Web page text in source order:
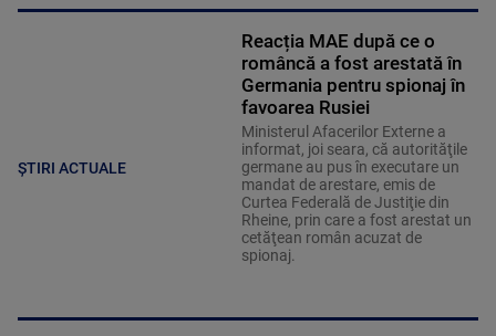
ȘTIRI ACTUALE
Reacția MAE după ce o
româncă a fost arestată în
Germania pentru spionaj în
favoarea Rusiei
Ministerul Afacerilor Externe a
informat, joi seara, că autorităţile
germane au pus în executare un
mandat de arestare, emis de
Curtea Federală de Justiţie din
Rheine, prin care a fost arestat un
cetăţean român acuzat de
spionaj.